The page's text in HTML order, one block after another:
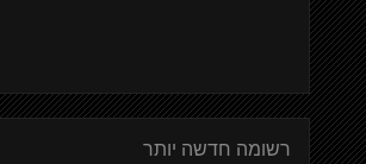
רשומה חדשה יותר